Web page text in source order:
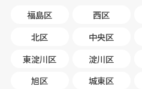
福島区 西区
北区
中央区
東淀川区
淀川区
旭区
城東区